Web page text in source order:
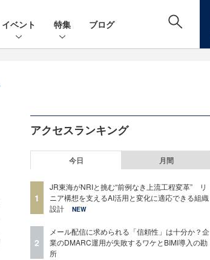
イベント 特集 ブログ
アクセスランキング
今日 月間
1
JR東海がNRIと挑む“前例なき上流工程変革” リ
ニア構想を支えるAI活用と変化に適応できる組織
設計
NEW
2
メール配信に求められる「信頼性」は十分か？企
業のDMARC運用が失敗するワケとBIMI導入の勘
所